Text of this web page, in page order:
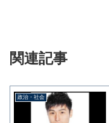
関連記事
政治・社会